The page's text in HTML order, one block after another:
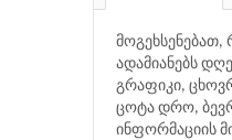
ადამიანებს
გრაფიკი,
ცოტა დრო,
ინფორმაციის